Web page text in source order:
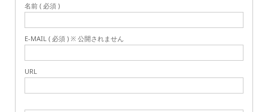
名前 ( 必須 )
E-MAIL ( 必須 ) ※ 公開されません
URL